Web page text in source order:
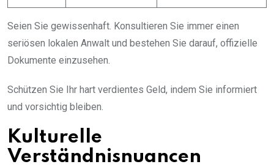
Seien Sie gewissenhaft. Konsultieren Sie immer einen
seriösen lokalen Anwalt und bestehen Sie darauf, offizielle
Dokumente einzusehen.
Schützen Sie Ihr hart verdientes Geld, indem Sie informiert
und vorsichtig bleiben.
Kulturelle
Verständnisnuancen